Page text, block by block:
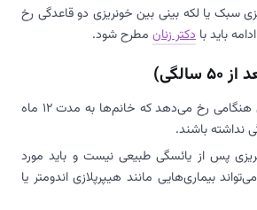
سبک یا لکه بینی بین خونریزی دو قاعدگی رخ
باید با دکتر زنان مطرح شود.
زمان قاعدگی: یائسگی هنگامی رخ می‌دهد که خانم‌ها به مدت 12 ماه
نداشته باشند.
پس از یائسگی طبیعی نیست و باید مورد
بیماری‌هایی مانند هیپرپلازی اندومتر یا